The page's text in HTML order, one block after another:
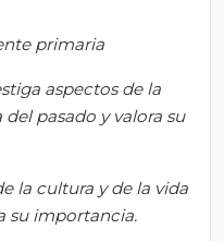
primaria
aspectos de la
pasado y valora su
la cultura y de la vida
su importancia.